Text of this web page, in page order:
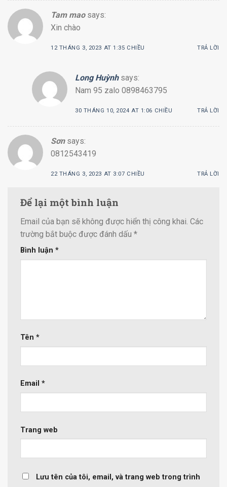
Tam mao says:
Xin chào
12 THÁNG 3, 2023 AT 1:35 CHIỀU TRẢ LỜI
Long Huỳnh says:
Nam 95 zalo 0898463795
30 THÁNG 10, 2024 AT 1:06 CHIỀU TRẢ LỜI
Sơn says:
0812543419
22 THÁNG 3, 2023 AT 3:07 CHIỀU TRẢ LỜI
Để lại một bình luận
Email của bạn sẽ không được hiển thị công khai. Các
trường bắt buộc được đánh dấu *
Bình luận *
Tên *
Email *
Trang web
Lưu tên của tôi, email, và trang web trong trình